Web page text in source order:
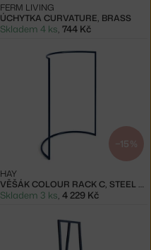
ÚCHYTKA CURVATURE, BRASS
FERM LIVING
Skladem 4 ks 744 Kč
−15 %
VĚŠÁK COLOUR RACK C, STEEL BLUE
HAY
Skladem 3 ks, 4 229 Kč